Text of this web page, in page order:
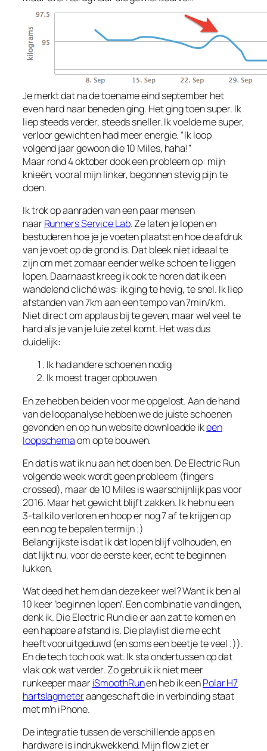
Je merkt dat na de toename eind september het
even hard naar beneden ging. Het ging toen super. Ik
liep steeds verder, steeds sneller. Ik voelde me super,
verloor gewicht en had meer energie. “Ik loop
volgend jaar gewoon die 10 Miles, haha!”
Maar rond 4 oktober dook een probleem op: mijn
knieën, vooral mijn linker, begonnen stevig pijn te
doen.
Ik trok op aanraden van een paar mensen
naarRunners Service Lab. Ze laten je lopen en
bestuderen hoe je je voeten plaatst en hoe de afdruk
van je voet op de grond is. Dat bleek niet ideaal te
zijn om met zomaar eender welke schoen te liggen
lopen. Daarnaast kreeg ik ook te horen dat ik een
wandelend cliché was: ik ging te hevig, te snel. Ik liep
afstanden van 7km aan een tempo van 7min/km.
Niet direct om applaus bij te geven, maar wel veel te
hard als je van je luie zetel komt. Het was dus
duidelijk:
Ik had andere schoenen nodig
Ik moest trager opbouwen
En ze hebben beiden voor me opgelost. Aan de hand
van de loopanalyse hebben we de juiste schoenen
gevonden en op hun website downloadde ikeen
loopschemaom op te bouwen.
En dat is wat ik nu aan het doen ben. De Electric Run
volgende week wordt geen probleem (fingers
crossed), maar de 10 Miles is waarschijnlijk pas voor
2016. Maar het gewicht blijft zakken. Ik heb nu een
3-tal kilo verloren en hoop er nog 7 af te krijgen op
een nog te bepalen termijn ;)
Belangrijkste is dat ik dat lopen blijf volhouden, en
dat lijkt nu, voor de eerste keer, echt te beginnen
lukken.
Wat deed het hem dan deze keer wel? Want ik ben al
10 keer ‘beginnen lopen’. Een combinatie van dingen,
denk ik. Die Electric Run die er aan zat te komen en
een hapbare afstand is. Die playlist die me echt
heeft vooruitgeduwd (en soms een beetje te veel ;)).
En de tech toch ook wat. Ik sta ondertussen op dat
vlak ook wat verder. Zo gebruik ik niet meer
runkeeper maariSmoothRunen heb ik eenPolar H7
hartslagmeteraangeschaft die in verbinding staat
met m’n iPhone.
De integratie tussen de verschillende apps en
hardware is indrukwekkend. Mijn flow ziet er